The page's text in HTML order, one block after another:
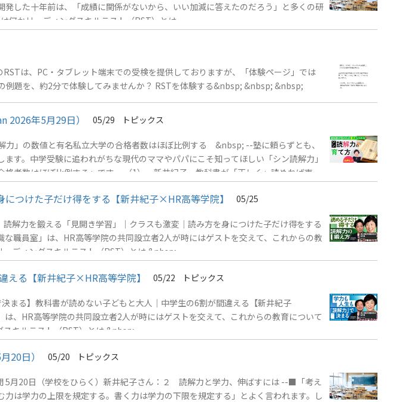
した十年前は、「成績に関係がないから、いい加減に答えたのだろう」と多くの研
何かリーディングスキルテスト（RST）とは
は、PC・タブレット端末での受検を提供しておりますが、「体験ページ」では
スマートフォンでも体験できるようになっています。約60万人が受検したリーディングスキルテストの例題を、約2分で体験してみませんか？ RSTを体験する&nbsp; &nbsp; &nbsp;
2026年5月29日） 05/29 トピックス
」の数値と有名私立大学の合格者数はほぼ比例する &nbsp; --塾に頼らずとも、
す。中学受験に追われがちな現代のママやパパにこそ知ってほしい「シン読解力」
者数はほぼ比例する」です。 （1） 新井紀子 教科書が「正しく」読めれば東大
解力の再定義：「シン読解力」とは何かリーディングスキルテスト（RST）とは
つけた子だけ得をする【新井紀子×HR高等学院】 05/25
解力を鍛える「見開き学習」｜クラスも激変｜読み方を身につけた子だけ得をする
職員室」は、HR高等学院の共同設立者2人が時にはゲストを交えて、これからの教
とは何かリーディングスキルテスト（RST）とは &nbsp;
える【新井紀子×HR高等学院】 05/22 トピックス
まる】教科書が読めない子どもと大人｜中学生の6割が間違える【新井紀子
、HR高等学院の共同設立者2人が時にはゲストを交えて、これからの教育について
ィングスキルテスト（RST）とは &nbsp;
20日） 05/20 トピックス
5月20日（学校をひらく）新井紀子さん：２ 読解力と学力、伸ばすには --■「考え
は学力の上限を規定する。書く力は学力の下限を規定する」とよく言われます。し